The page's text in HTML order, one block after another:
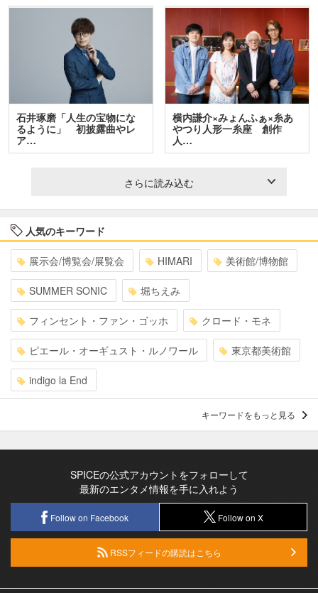
石井琢磨「人生の宝物にな
るように」 初披露曲やレ
ア…
横内謙介×みょんふぁ×糸あ
やつり人形一糸座 創作
人…
さらに読み込む
人気のキーワード
展示会/博覧会/展覧会 HIMARI 美術館/博物館
SUMMER SONIC 堀ちえみ
フィンセント・ファン・ゴッホ クロード・モネ
ピエール・オーギュスト・ルノワール 東京都美術館
indigo la End
キーワードをもっと見る
SPICEの公式アカウントをフォローして
最新のエンタメ情報を手に入れよう
Follow on Facebook Follow on X
RSSフィードの購読はこちら